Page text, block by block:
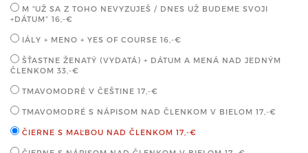
M “UŽ SA Z TOHO NEVYZUJEŠ / DNES UŽ BUDEME SVOJI
+DÁTUM” 16,-€
IÁLY + MENO + YES OF COURSE 16,-€
ŠŤASTNE ŽENATÝ (VYDATÁ) + DÁTUM A MENÁ NAD JEDNÝM
ČLENKOM 33,-€
TMAVOMODRÉ V ČEŠTINE 17,-€
TMAVOMODRÉ S NÁPISOM NAD ČLENKOM V BIELOM 17,-€
ČIERNE S MAĽBOU NAD ČLENKOM 17,-€